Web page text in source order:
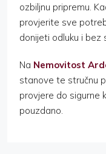
ozbiljnu pripremu.
provjerite sve
donijeti odluku i bez
Na Nemovitost
stanove te stručnu
provjere do sigurne
pouzdano.